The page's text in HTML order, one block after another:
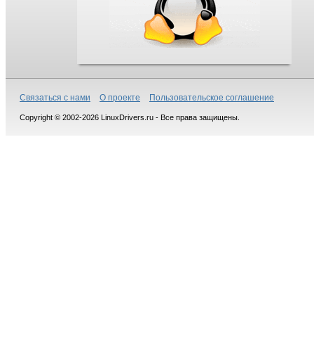
Связаться с нами О проекте Пользовательское соглашение
Copyright © 2002-2026 LinuxDrivers.ru - Все права защищены.